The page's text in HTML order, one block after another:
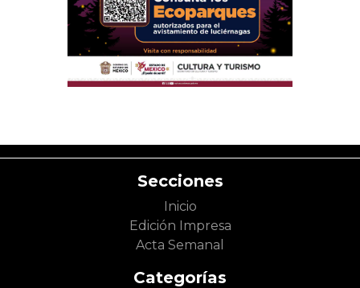
Secciones
Inicio
Edición Impresa
Acta Semanal
Categorías